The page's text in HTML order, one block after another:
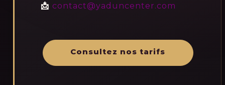
📩 contact@yaduncenter.com
Consultez nos tarifs